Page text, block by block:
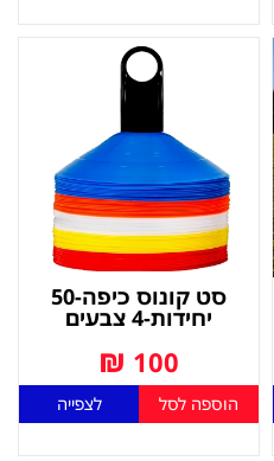
סט קונוס כיפה-50
יחידות-4 צבעים
100
₪
הוספה לסל לצפייה